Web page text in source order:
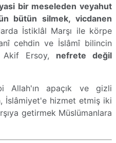
bir meseleden veyahut
bütün silmek, vicdanen
İstiklâl Marşı ile körpe
cehdin ve İslâmî bilincin
Akif Ersoy, nefrete değil
Allah'ın apaçık ve gizli
İslâmiyet'e hizmet etmiş iki
getirmek Müslümanlara